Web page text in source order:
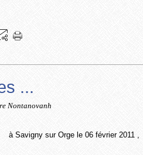
...
Nontanovanh
à Savigny sur Orge le 06 février 2011 ,